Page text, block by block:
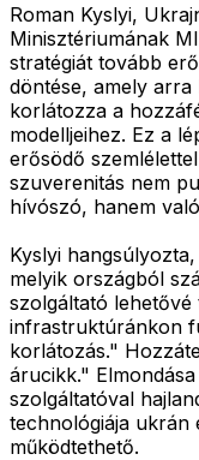
Roman Kyslyi,
Minisztériumának
stratégiát tovább
döntése, amely
korlátozza a
modelljeihez. Ez a
erősödő
szuverenitás nem
hívószó, hanem
Kyslyi
melyik országból
szolgáltató lehetővé
infrastruktúránkon
korlátozás."
árucikk."
szolgáltatóval
technológiája ukrán
működtethető.